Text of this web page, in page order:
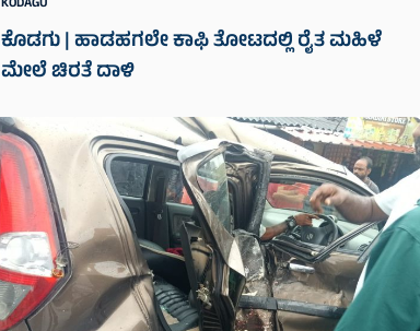
KODAGU
ಕೊಡಗು | ಹಾಡಹಗಲೇ ಕಾಫಿ ತೋಟದಲ್ಲಿ ರೈತ ಮಹಿಳೆ
ಮೇಲೆ ಚಿರತೆ ದಾಳಿ